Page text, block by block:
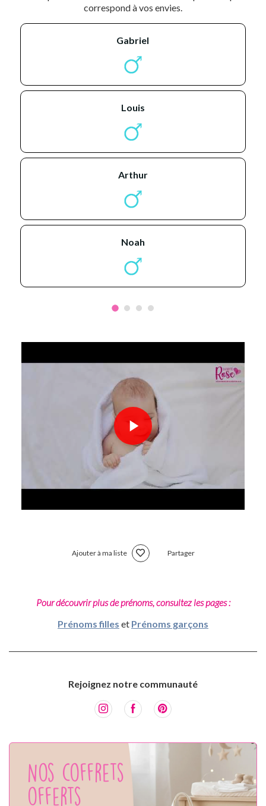
correspond à vos envies.
gabriel
louis
arthur
noah
Ajouter à ma liste Partager
Pour découvrir plus de prénoms, consultez les pages :
Prénoms filles et Prénoms garçons
Rejoignez notre communauté
Nos coffrets
offerts